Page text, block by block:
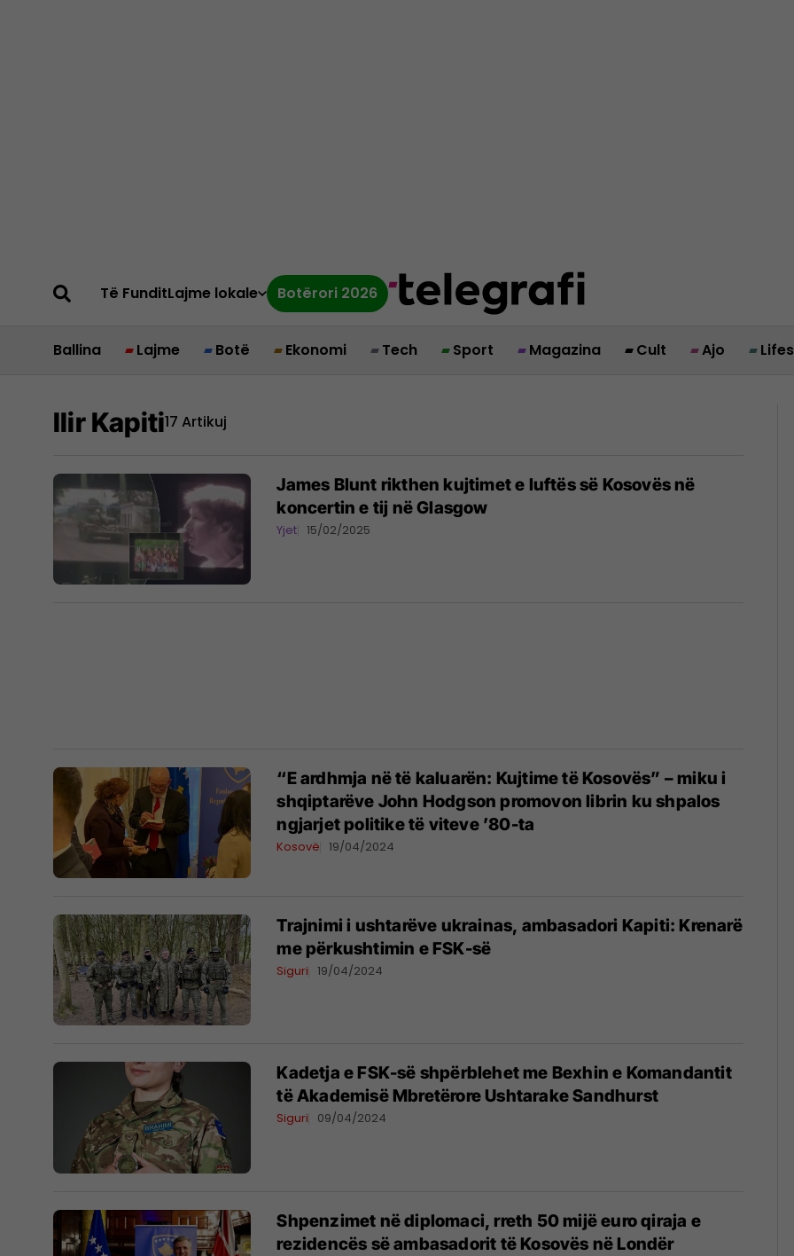
Të FunditLajme lokale Botërori 2026
Ballina Lajme Botë Ekonomi Tech Sport Magazina Cult Ajo
Ilir Kapiti17 Artikuj
James Blunt rikthen kujtimet e luftës së Kosovës në
koncertin e tij në Glasgow
Yjet 15/02/2025
“E ardhmja në të kaluarën: Kujtime të Kosovës” – miku i
shqiptarëve John Hodgson promovon librin ku shpalos
ngjarjet politike të viteve ’80-ta
Kosovë 19/04/2024
Trajnimi i ushtarëve ukrainas, ambasadori Kapiti: Krenarë
me përkushtimin e FSK-së
Siguri 19/04/2024
Kadetja e FSK-së shpërblehet me Bexhin e Komandantit
të Akademisë Mbretërore Ushtarake Sandhurst
Siguri 09/04/2024
Shpenzimet në diplomaci, rreth 50 mijë euro qiraja e
rezidencës së ambasadorit të Kosovës në Londër